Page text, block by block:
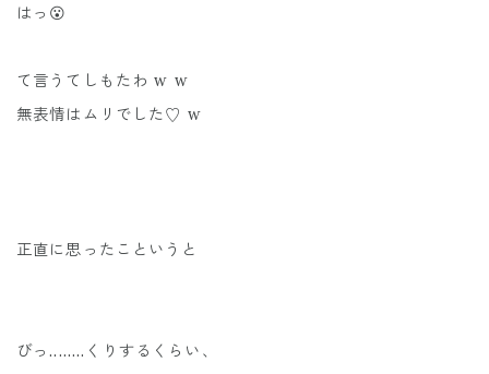
はっ😮
て言うてしもたわ w w
無表情はムリでした♡ w
正直に思ったこというと
びっ........くりするくらい、